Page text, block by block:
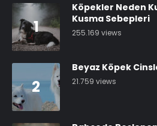
1
Köpekler Neden
Kusma Sebepleri
255.169 views
2
Beyaz Köpek
21.759 views